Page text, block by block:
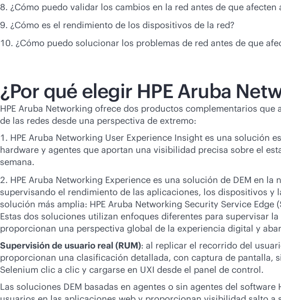
¿Cómo puedo validar los cambios en la red antes de que
¿Cómo es el rendimiento de los dispositivos de la red?
¿Cómo puedo solucionar los problemas de red antes de que
¿Por qué elegir HPE Aruba
HPE Aruba Networking ofrece dos productos complementarios
de las redes desde una perspectiva de extremo:
HPE Aruba Networking User Experience Insight es una solución
hardware y agentes que aportan una visibilidad precisa sobre el
semana.
HPE Aruba Networking Experience es una solución de DEM en
supervisando el rendimiento de las aplicaciones, los dispositivos
solución más amplia: HPE Aruba Networking Security Service Edge
Estas dos soluciones utilizan enfoques diferentes para supervisar
proporcionan una perspectiva global de la experiencia digital y
Supervisión de usuario real (RUM): al replicar el recorrido del
proporcionan una clasificación detallada, con captura de pantalla,
Selenium clic a clic y cargarse en UXI desde el panel de control.
Las soluciones DEM basadas en agentes o sin agentes del